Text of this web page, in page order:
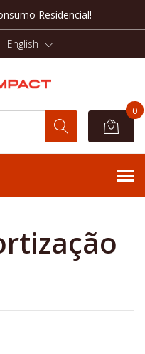
Residencial!
English
0